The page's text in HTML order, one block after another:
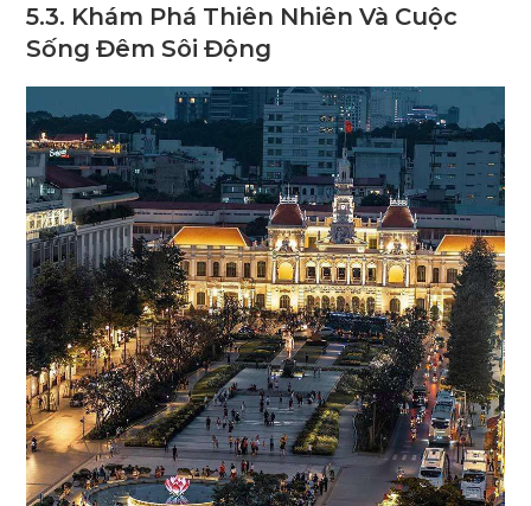
5.3. Khám Phá Thiên Nhiên Và Cuộc
Sống Đêm Sôi Động